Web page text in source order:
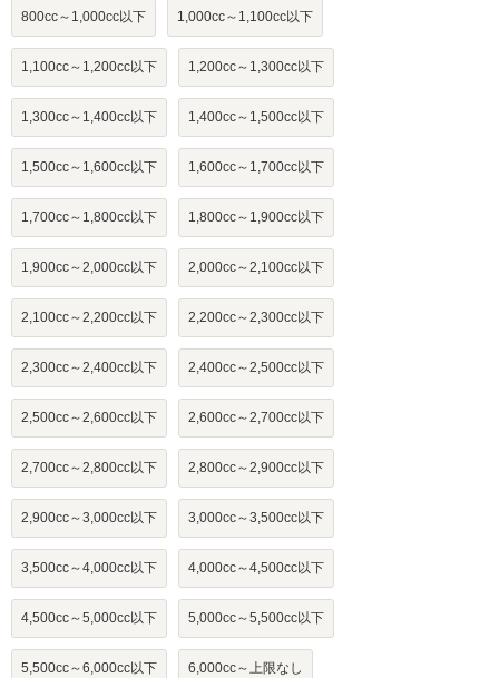
800cc～1,000cc以下 1,000cc～1,100cc以下
1,100cc～1,200cc以下 1,200cc～1,300cc以下
1,300cc～1,400cc以下 1,400cc～1,500cc以下
1,500cc～1,600cc以下 1,600cc～1,700cc以下
1,700cc～1,800cc以下 1,800cc～1,900cc以下
1,900cc～2,000cc以下 2,000cc～2,100cc以下
2,100cc～2,200cc以下 2,200cc～2,300cc以下
2,300cc～2,400cc以下 2,400cc～2,500cc以下
2,500cc～2,600cc以下 2,600cc～2,700cc以下
2,700cc～2,800cc以下 2,800cc～2,900cc以下
2,900cc～3,000cc以下 3,000cc～3,500cc以下
3,500cc～4,000cc以下 4,000cc～4,500cc以下
4,500cc～5,000cc以下 5,000cc～5,500cc以下
5,500cc～6,000cc以下 6,000cc～上限なし